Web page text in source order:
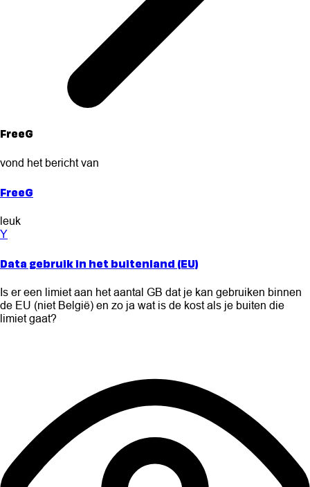
FreeG
vond het bericht van
FreeG
leuk
Y
Data gebruik in het buitenland (EU)
Is er een limiet aan het aantal GB dat je kan gebruiken binnen
de EU (niet België) en zo ja wat is de kost als je buiten die
limiet gaat?